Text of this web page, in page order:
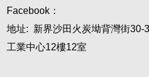
Facebook：
地址: 新界沙田火炭坳背灣街30-
工業中心12樓12室